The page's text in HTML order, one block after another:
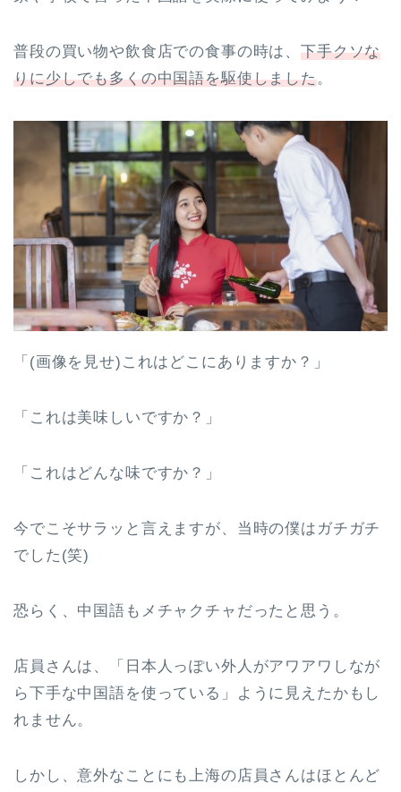
普段の買い物や飲食店での食事の時は、下手クソな
りに少しでも多くの中国語を駆使しました。
「(画像を見せ)これはどこにありますか？」
「これは美味しいですか？」
「これはどんな味ですか？」
今でこそサラッと言えますが、当時の僕はガチガチ
でした(笑)
恐らく、中国語もメチャクチャだったと思う。
店員さんは、「日本人っぽい外人がアワアワしなが
ら下手な中国語を使っている」ように見えたかもし
れません。
しかし、意外なことにも上海の店員さんはほとんど